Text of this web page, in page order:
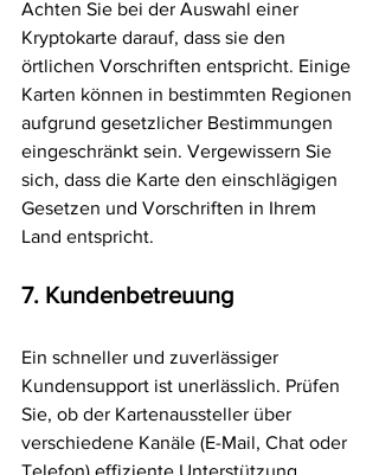
Achten Sie bei der Auswahl einer
Kryptokarte darauf, dass sie den
örtlichen Vorschriften entspricht. Einige
Karten können in bestimmten Regionen
aufgrund gesetzlicher Bestimmungen
eingeschränkt sein. Vergewissern Sie
sich, dass die Karte den einschlägigen
Gesetzen und Vorschriften in Ihrem
Land entspricht.
7. Kundenbetreuung
Ein schneller und zuverlässiger
Kundensupport ist unerlässlich. Prüfen
Sie, ob der Kartenaussteller über
verschiedene Kanäle (E-Mail, Chat oder
Telefon) effiziente Unterstützung